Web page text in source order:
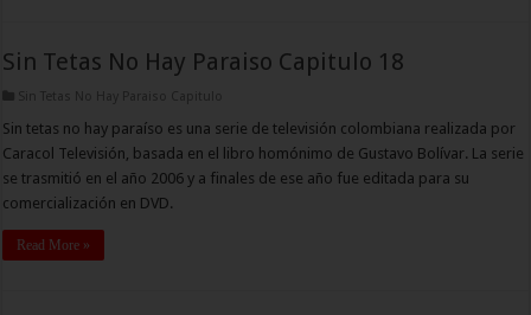
Sin Tetas No Hay Paraiso Capitulo 18
Sin Tetas No Hay Paraiso Capitulo
Sin tetas no hay paraíso es una serie de televisión colombiana realizada por
Caracol Televisión, basada en el libro homónimo de Gustavo Bolívar. La serie
se trasmitió en el año 2006 y a finales de ese año fue editada para su
comercialización en DVD.
Read More »